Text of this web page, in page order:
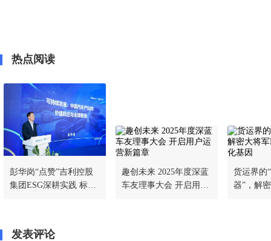
热点阅读
彭华岗“点赞”吉利控股
集团ESG深耕实践 标杆
趣创未来 2025年度深蓝
车友理事大会 开启用户
货运界的
器”，解
发表评论